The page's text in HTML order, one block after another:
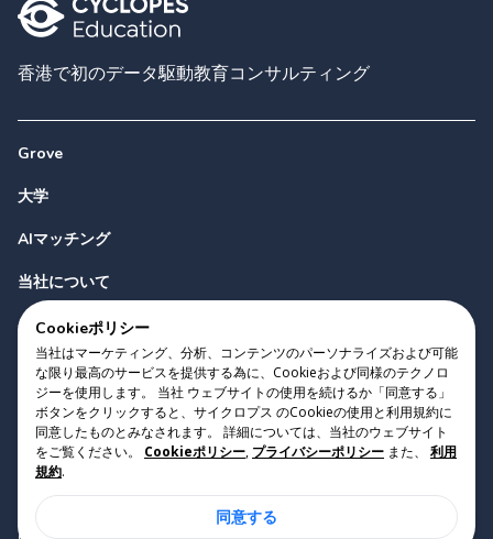
香港で初のデータ駆動教育コンサルティング
Grove
大学
AIマッチング
当社について
お問い合わせ
Copyright 2023 Cyclopes® • v0.31.0
Cookieポリシー • プライバシーポリシー • 利用規約
Suite 2807, 28/F, Tower 2, Times Square, 1 Matheson Street,
Cookieポリシー
当社はマーケティング、分析、コンテンツのパーソナライズおよび可能
な限り最高のサービスを提供する為に、Cookieおよび同様のテクノロ
ジーを使用します。 当社 ウェブサイトの使用を続けるか「同意する」
ボタンをクリックすると、サイクロプス のCookieの使用と利用規約に
同意したものとみなされます。 詳細については、当社のウェブサイト
をご覧ください。
Cookieポリシー, プライバシーポリシー また、
利用
規約.
同意する